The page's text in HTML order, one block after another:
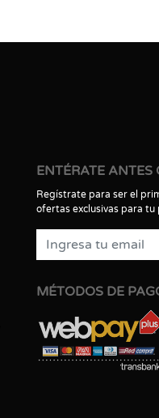
ENTÉRATE ANTES
Regístrate para ser el
ofertas exclusivas para tu
MÉTODOS DE